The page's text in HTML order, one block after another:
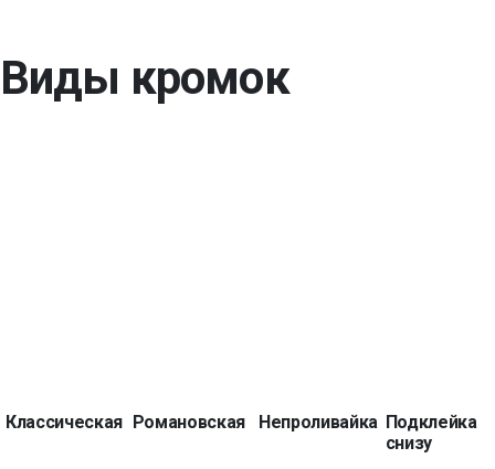
Виды кромок
Классическая Романовская Непроливайка Подклейка
снизу